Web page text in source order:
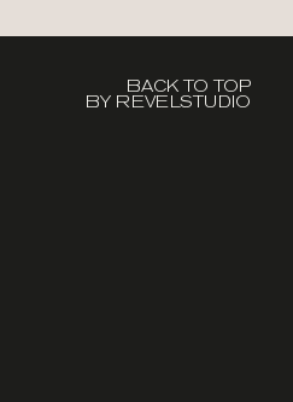
BACK TO TOP
BY REVELSTUDIO